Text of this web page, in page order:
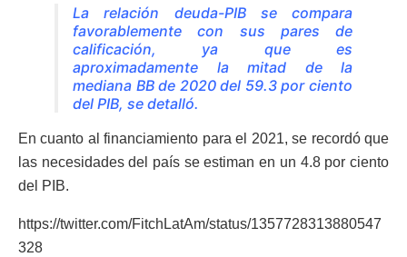
La relación deuda-PIB se compara
favorablemente con sus pares de
calificación, ya que es
aproximadamente la mitad de la
mediana BB de 2020 del 59.3 por ciento
del PIB, se detalló.
En cuanto al financiamiento para el 2021, se recordó que
las necesidades del país se estiman en un 4.8 por ciento
del PIB.
https://twitter.com/FitchLatAm/status/1357728313880547
328